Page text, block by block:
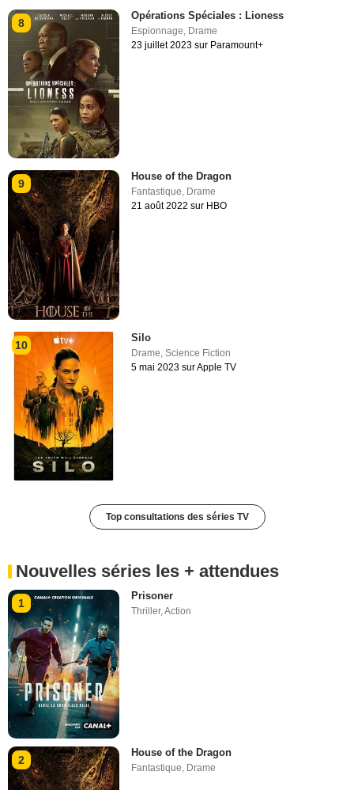
8
Opérations Spéciales : Lioness
Espionnage, Drame
23 juillet 2023 sur Paramount+
9
House of the Dragon
Fantastique, Drame
21 août 2022 sur HBO
10
Silo
Drame ,Science Fiction
5 mai 2023 sur Apple TV
Top consultations des séries TV
Nouvelles séries les + attendues
1
Prisoner
Thriller,Action
2
House of the Dragon
Fantastique, Drame